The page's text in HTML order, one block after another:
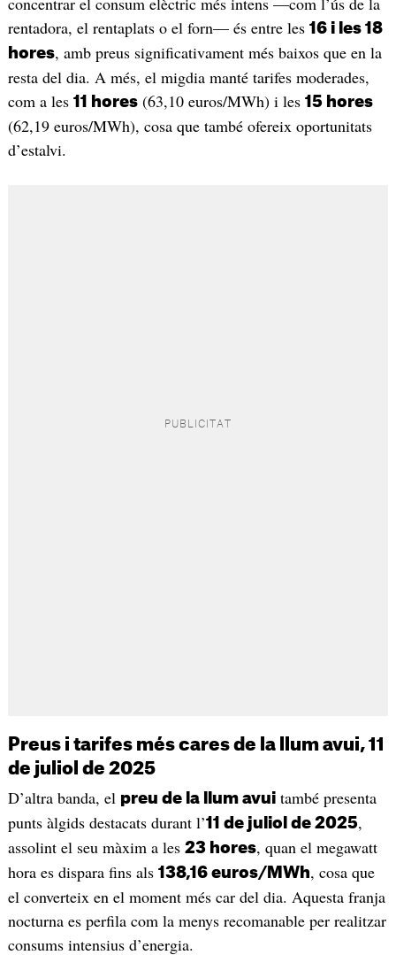
rentadora, el rentaplats o el forn— és entre les 16 i les 18
hores, amb preus significativament més baixos que en la
resta del dia. A més, el migdia manté tarifes moderades,
com a les 11 hores(63,10 euros/MWh) i les 15 hores
(62,19 euros/MWh), cosa que també ofereix oportunitats
d’estalvi.
Preus i tarifes més cares de la llum avui, 11
de juliol de 2025
D’altra banda, el preu de la llum avuitambé presenta
punts àlgids destacats durant l’11 de juliol de 2025,
assolint el seu màxim a les 23 hores, quan el megawatt
hora es dispara fins als 138,16 euros/MWh, cosa que
el converteix en el moment més car del dia. Aquesta franja
nocturna es perfila com la menys recomanable per realitzar
consums intensius d’energia.